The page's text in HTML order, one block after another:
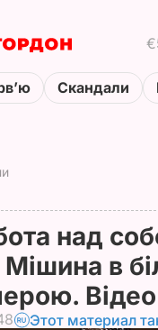
Скандали
над
Мішина в
Відео
Этот материал